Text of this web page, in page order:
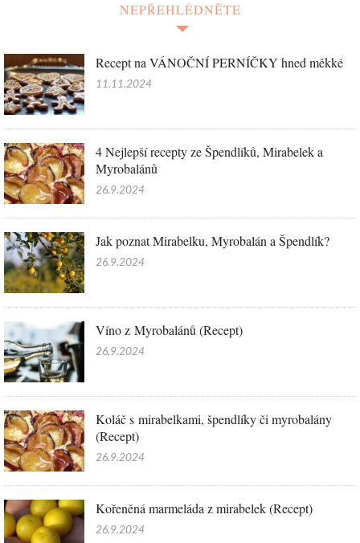
NEPŘEHLÉDNĚTE
Recept na VÁNOČNÍ PERNÍČKY hned měkké
11.11.2024
4 Nejlepší recepty ze Špendlíků, Mirabelek a
Myrobalánů
26.9.2024
Jak poznat Mirabelku, Myrobalán a Špendlík?
26.9.2024
Víno z Myrobalánů (Recept)
26.9.2024
Koláč s mirabelkami, špendlíky či myrobalány
(Recept)
26.9.2024
Kořeněná marmeláda z mirabelek (Recept)
26.9.2024